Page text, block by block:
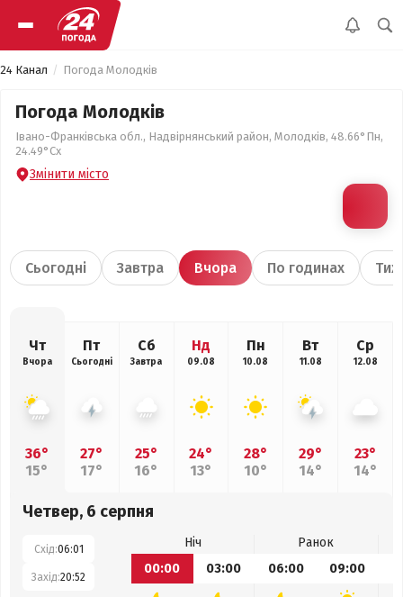
24 Канал Погода Молодків
Погода Молодків
Івано-Франківська обл., Надвірнянський район, Молодків, 48.66°Пн,
24.49°Сх
Змінити місто
Сьогодні Завтра Вчора По годинах
Чт
Вчора
36°
15°
Пт
Сьогодні
27°
17°
Сб
Завтра
25°
16°
Нд
09.08
24°
13°
Пн
10.08
28°
10°
Вт
11.08
29°
14°
Ср
12.08
23°
14°
Четвер, 6 серпня
Схід:06:01
Захід:20:52
Ніч
Ранок
00:00
03:00 06:00 09:00